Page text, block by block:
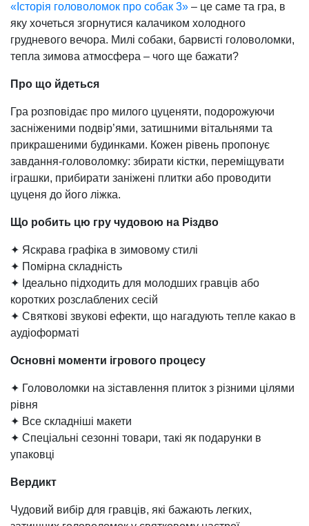
«Історія головоломок про собак 3» – це саме та гра, в
яку хочеться згорнутися калачиком холодного
грудневого вечора. Милі собаки, барвисті головоломки,
тепла зимова атмосфера – чого ще бажати?
Про що йдеться
Гра розповідає про милого цуценяти, подорожуючи
засніженими подвір’ями, затишними вітальнями та
прикрашеними будинками. Кожен рівень пропонує
завдання-головоломку: збирати кістки, переміщувати
іграшки, прибирати заніжені плитки або проводити
цуценя до його ліжка.
Що робить цю гру чудовою на Різдво
✦ Яскрава графіка в зимовому стилі
✦ Помірна складність
✦ Ідеально підходить для молодших гравців або
коротких розслаблених сесій
✦ Святкові звукові ефекти, що нагадують тепле какао в
аудіоформаті
Основні моменти ігрового процесу
✦ Головоломки на зіставлення плиток з різними цілями
рівня
✦ Все складніші макети
✦ Спеціальні сезонні товари, такі як подарунки в
упаковці
Вердикт
Чудовий вибір для гравців, які бажають легких,